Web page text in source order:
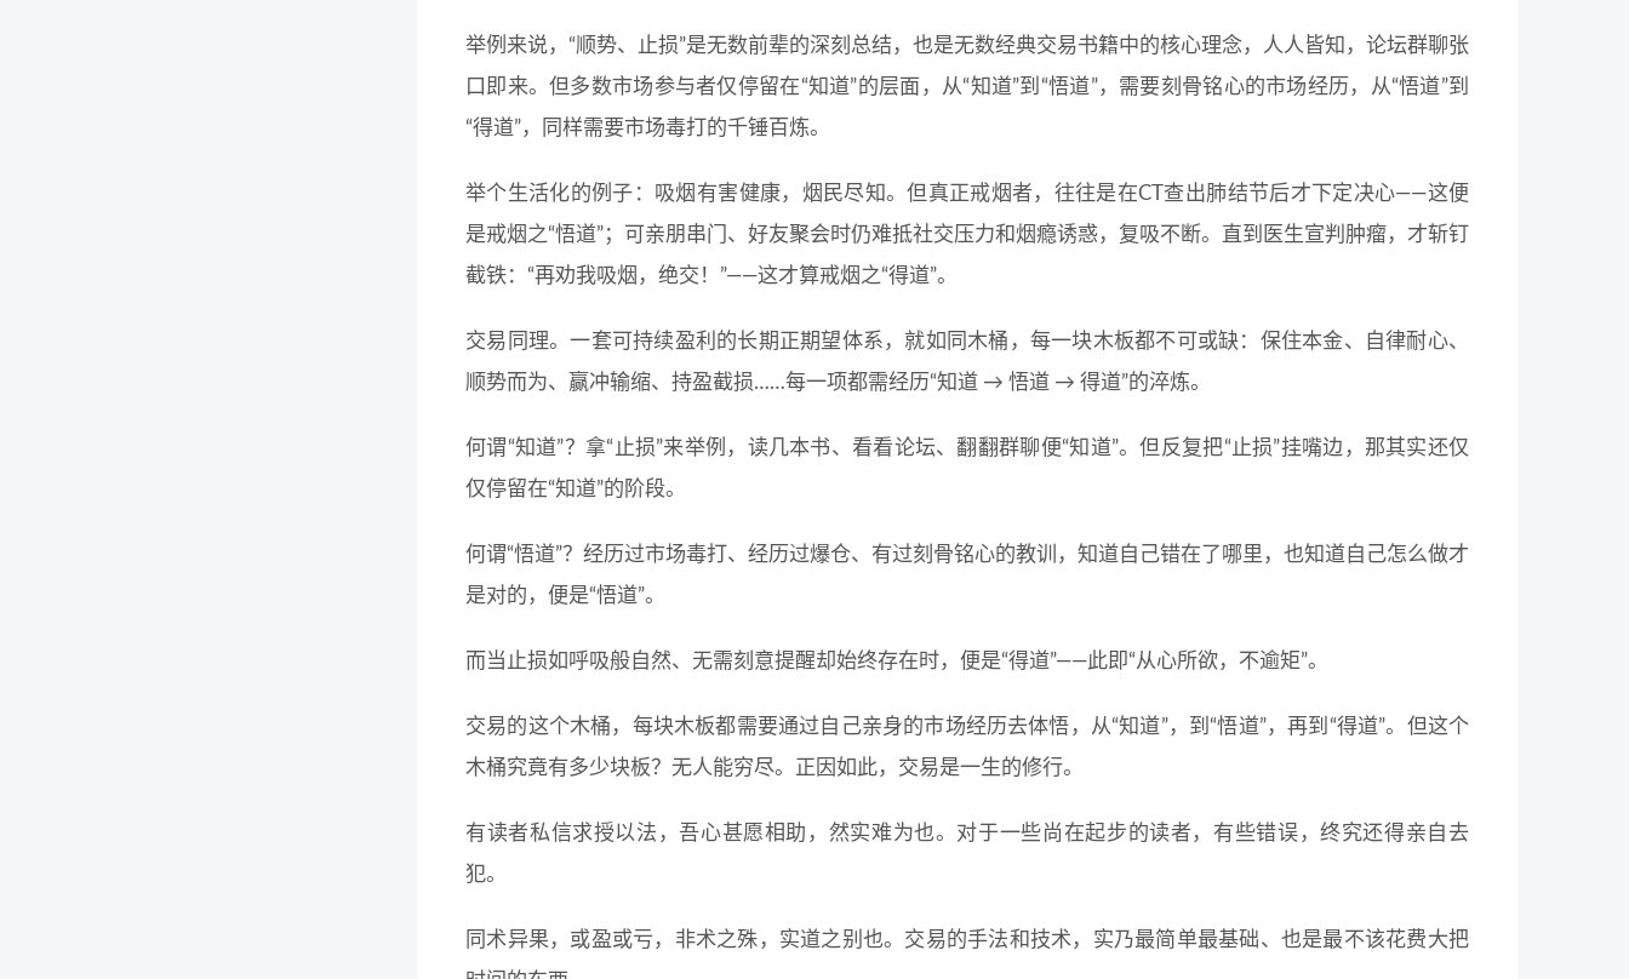
举例来说，“顺势、止损”是无数前辈的深刻总结，也是无数经典交易书籍中的核心理念，人人皆知，论坛群聊张
口即来。但多数市场参与者仅停留在“知道”的层面，从“知道”到“悟道”，需要刻骨铭心的市场经历，从“悟道”到
“得道”，同样需要市场毒打的千锤百炼。
举个生活化的例子：吸烟有害健康，烟民尽知。但真正戒烟者，往往是在CT查出肺结节后才下定决心——这便
是戒烟之“悟道”；可亲朋串门、好友聚会时仍难抵社交压力和烟瘾诱惑，复吸不断。直到医生宣判肿瘤，才斩钉
截铁：“再劝我吸烟，绝交！”——这才算戒烟之“得道”。
交易同理。一套可持续盈利的长期正期望体系，就如同木桶，每一块木板都不可或缺：保住本金、自律耐心、
顺势而为、赢冲输缩、持盈截损……每一项都需经历“知道 → 悟道 → 得道”的淬炼。
何谓“知道”？拿“止损”来举例，读几本书、看看论坛、翻翻群聊便“知道”。但反复把“止损”挂嘴边，那其实还仅
仅停留在“知道”的阶段。
何谓“悟道”？经历过市场毒打、经历过爆仓、有过刻骨铭心的教训，知道自己错在了哪里，也知道自己怎么做才
是对的，便是“悟道”。
而当止损如呼吸般自然、无需刻意提醒却始终存在时，便是“得道”——此即“从心所欲，不逾矩”。
交易的这个木桶，每块木板都需要通过自己亲身的市场经历去体悟，从“知道”，到“悟道”，再到“得道”。但这个
木桶究竟有多少块板？无人能穷尽。正因如此，交易是一生的修行。
有读者私信求授以法，吾心甚愿相助，然实难为也。对于一些尚在起步的读者，有些错误，终究还得亲自去
犯。
同术异果，或盈或亏，非术之殊，实道之别也。交易的手法和技术，实乃最简单最基础、也是最不该花费大把